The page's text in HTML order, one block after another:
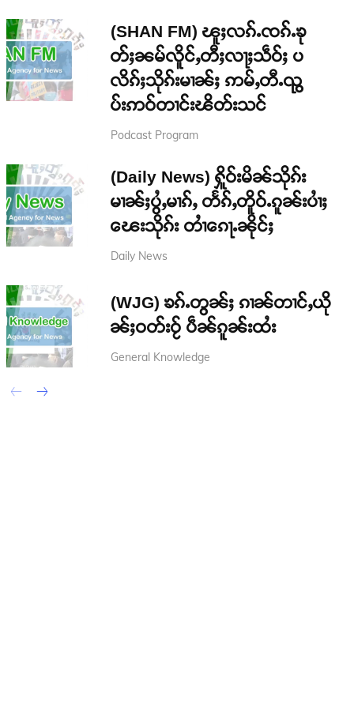
(SHAN FM) ၽူႈလၵ်ႉၸၵ်ႉၶု
တ်ႈၼမ်လိူင်ႇတီႈလႃႈသဵဝ်ႈ ပ
လိၵ်ႈသိုၵ်းမၢၼ်ႈ ဢမ်ႇတီႉၺွ
ပ်းဢဝ်တၢင်းၽိတ်းသင်
Podcast Program
(Daily News) ႁိူဝ်းမိၼ်သိုၵ်း
မၢၼ်ႈပွႆႇမၢၵ်ႇ တႅၵ်ႇတိူဝ်ႉၵူၼ်းပၢႆႈ
ၽေးသိုၵ်း တၢႆၵေႃႉၼိုင်ႈ
Daily News
(WJG) ၶၵ်ႉတွၼ်ႈ ၵၢၼ်တၢင်ႇယို
ၼ်ႈဝတ်းဝႂ် ပဵၼ်ၵူၼ်းထႆး
General Knowledge